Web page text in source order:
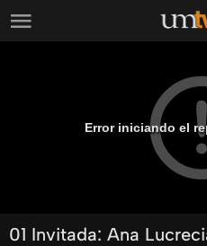
Error iniciando el
01 Invitada: Ana